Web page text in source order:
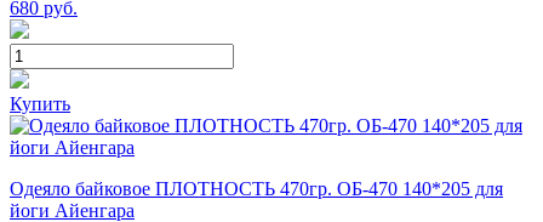
680 руб.
Купить
Одеяло байковое ПЛОТНОСТЬ 470гр. ОБ-470 140*205 для
йоги Айенгара